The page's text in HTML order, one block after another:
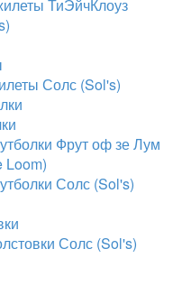
ТиЭйчКлоуз
Солс (Sol's)
Фрут оф зе Лум
Loom)
Солс (Sol's)
Солс (Sol's)